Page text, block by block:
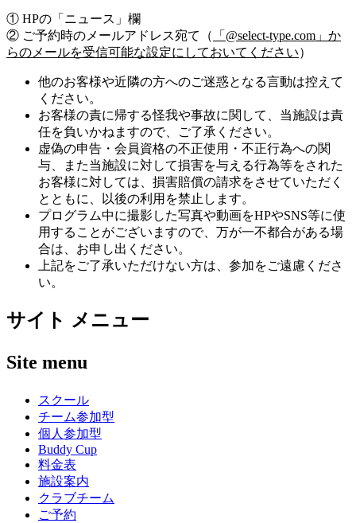
① HPの「ニュース」欄
② ご予約時のメールアドレス宛て（
「@select-type.com」か
らのメールを受信可能な設定にしておいてください）
他のお客様や近隣の方へのご迷惑となる言動は控えて
ください。
お客様の責に帰する怪我や事故に関して、当施設は責
任を負いかねますので、ご了承ください。
虚偽の申告・会員資格の不正使用・不正行為への関
与、また当施設に対して損害を与える行為等をされた
お客様に対しては、損害賠償の請求をさせていただく
とともに、以後の利用を禁止します。
プログラム中に撮影した写真や動画をHPやSNS等に使
用することがございますので、万が一不都合がある場
合は、お申し出ください。
上記をご了承いただけない方は、参加をご遠慮くださ
い。
サイト メニュー
Site menu
スクール
チーム参加型
個人参加型
Buddy Cup
料金表
施設案内
クラブチーム
ご予約